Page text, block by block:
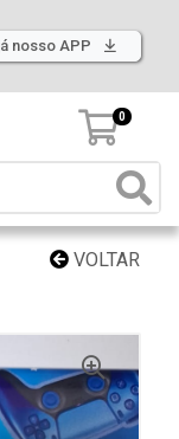
nosso APP
0
VOLTAR